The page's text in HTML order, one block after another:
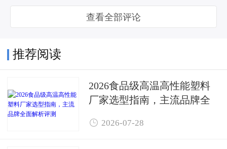
查看全部评论
推荐阅读
2026食品级高温高性能塑料
厂家选型指南，主流品牌全
 2026-07-28